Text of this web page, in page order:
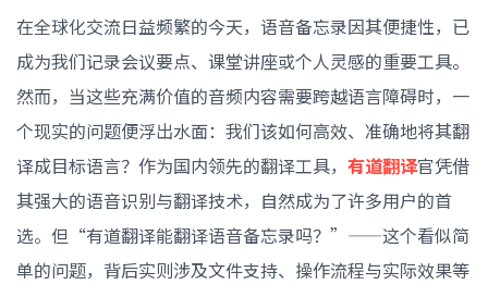
在全球化交流日益频繁的今天，语音备忘录因其便捷性，已
成为我们记录会议要点、课堂讲座或个人灵感的重要工具。
然而，当这些充满价值的音频内容需要跨越语言障碍时，一
个现实的问题便浮出水面：我们该如何高效、准确地将其翻
译成目标语言？作为国内领先的翻译工具， 有道翻译官凭借
其强大的语音识别与翻译技术，自然成为了许多用户的首
选。但“有道翻译能翻译语音备忘录吗？”——这个看似简
单的问题，背后实则涉及文件支持、操作流程与实际效果等